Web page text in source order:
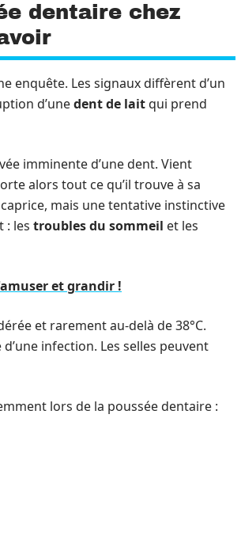
dentaire chez
enquête. Les signaux diffèrent d’un
d’unedent de laitqui prend
imminente d’une dent. Vient
alors tout ce qu’il trouve à sa
mais une tentative instinctive
: les troubles du sommeil et les
et grandir !
et rarement au-delà de 38°C.
infection. Les selles peuvent
lors de la poussée dentaire :